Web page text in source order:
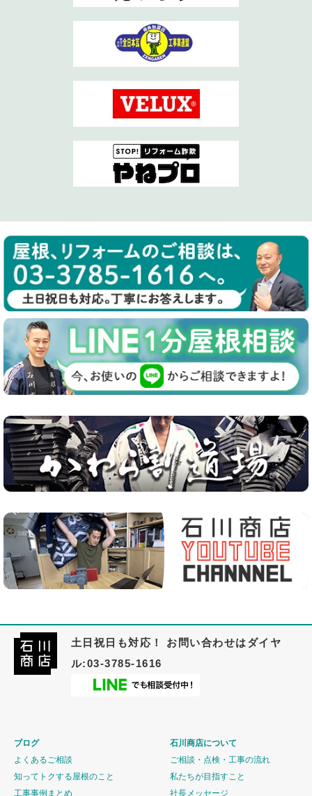
土日祝日も対応！ お問い合わせはダイヤ
ル:03-3785-1616
ブログ
よくあるご相談
知ってトクする屋根のこと
工事事例まとめ
石川商店について
ご相談・点検・工事の流れ
私たちが目指すこと
社長メッセージ